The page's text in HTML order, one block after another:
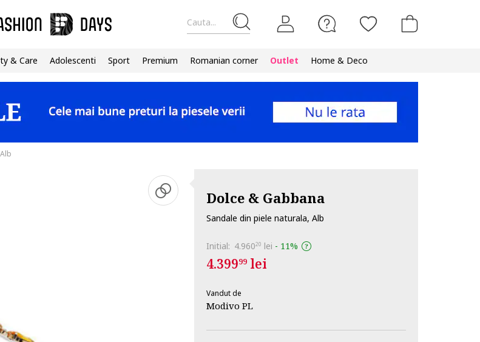
Cauta...
& Care Adolescenti Sport Premium Romanian corner Outlet Home & Deco
Dolce & Gabbana
Sandale din piele naturala, Alb
Initial: 4.96020 lei - 11%
4.39999lei
Vandut de
Modivo PL